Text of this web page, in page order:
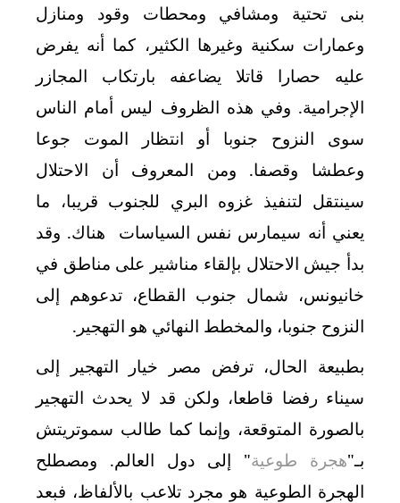
بنى تحتية ومشافي ومحطات وقود ومنازل
وعمارات سكنية وغيرها الكثير، كما أنه يفرض
عليه حصارا قاتلا يضاعفه بارتكاب المجازر
الإجرامية. وفي هذه الظروف ليس أمام الناس
سوى النزوح جنوبا أو انتظار الموت جوعا
وعطشا وقصفا. ومن المعروف أن الاحتلال
سينتقل لتنفيذ غزوه البري للجنوب قريبا، ما
يعني أنه سيمارس نفس السياسات هناك. وقد
بدأ جيش الاحتلال بإلقاء مناشير على مناطق في
خانيونس، شمال جنوب القطاع، تدعوهم إلى
النزوح جنوبا، والمخطط النهائي هو التهجير.
بطبيعة الحال، ترفض مصر خيار التهجير إلى
سيناء رفضا قاطعا، ولكن قد لا يحدث التهجير
بالصورة المتوقعة، وإنما كما طالب سموتريتش
بـ"هجرة طوعية" إلى دول العالم. ومصطلح
الهجرة الطوعية هو مجرد تلاعب بالألفاظ، فبعد